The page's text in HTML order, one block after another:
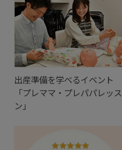
出産準備を学べるイベント
「プレママ・プレパパレッス
ン」